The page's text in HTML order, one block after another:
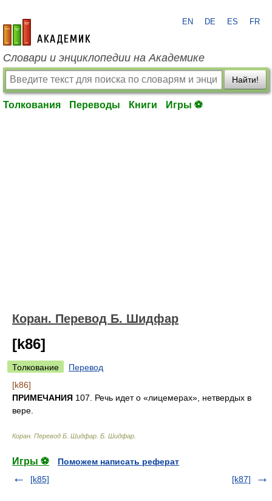
academic.ru
EN DE ES FR
Словари и энциклопедии на Академике
Найти!
Толкования Переводы Книги Игры ⚽
Коран. Перевод Б. Шидфар
[k86]
Толкование
Перевод
[k86]
ПРИМЕЧАНИЯ 107. Речь идет о «лицемерах», нетвердых в
вере.
Коран. Перевод Б. Шидфар Б. Шидфар
Игры ⚽
Поможем написать реферат
[k85]
[k87]